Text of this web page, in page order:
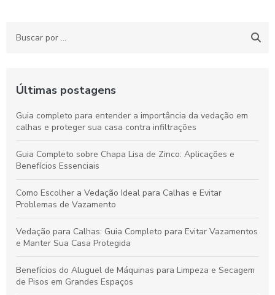
Últimas postagens
Guia completo para entender a importância da vedação em
calhas e proteger sua casa contra infiltrações
Guia Completo sobre Chapa Lisa de Zinco: Aplicações e
Benefícios Essenciais
Como Escolher a Vedação Ideal para Calhas e Evitar
Problemas de Vazamento
Vedação para Calhas: Guia Completo para Evitar Vazamentos
e Manter Sua Casa Protegida
Benefícios do Aluguel de Máquinas para Limpeza e Secagem
de Pisos em Grandes Espaços